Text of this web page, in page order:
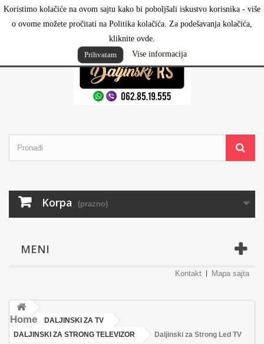
Koristimo kolačiće na ovom sajtu kako bi poboljšali iskustvo korisnika - više
o ovome možete pročitati na Politika kolačića. Za podešavanja kolačića,
kliknite ovde.
Prihvatam
Vise informacija
Prijavi se
Korpa (prazno)
MENI
Kontakt Mapa sajta
Home
DALJINSKI ZA TV
DALJINSKI ZA STRONG TELEVIZOR
Daljinski za Strong Led TV